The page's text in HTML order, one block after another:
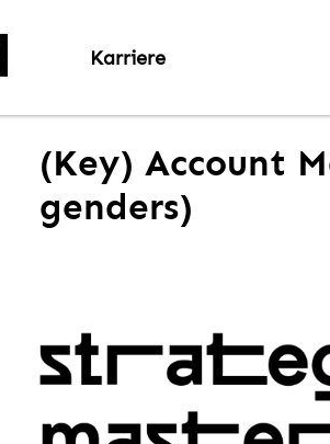
Karriere
(Key) Account
genders)